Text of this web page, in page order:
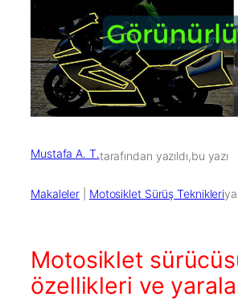
Mustafa A. T.tarafından yazıldı,bu yazı
Makaleler Motosiklet Sürüş Teknikleri
Motosiklet
özellikleri ve